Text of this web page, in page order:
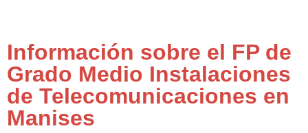
Información sobre el FP de
Grado Medio Instalaciones
de Telecomunicaciones en
Manises